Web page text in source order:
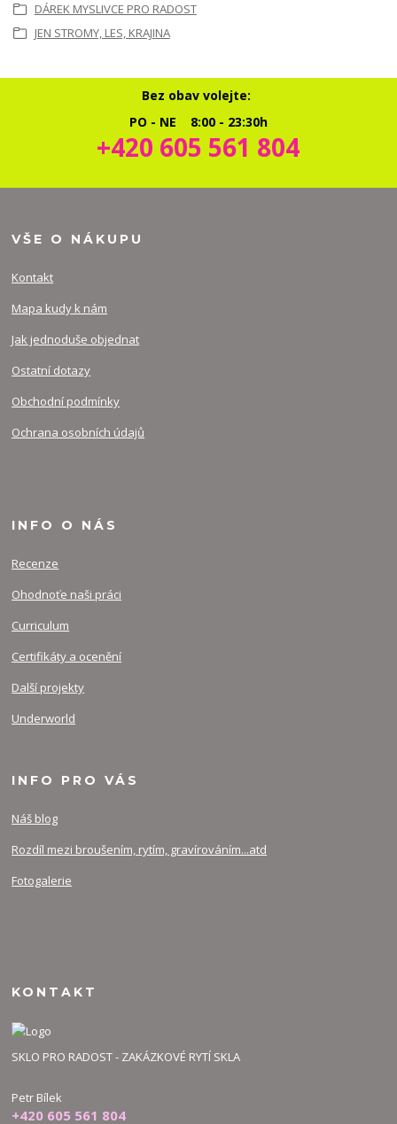
DÁREK MYSLIVCE PRO RADOST
JEN STROMY, LES, KRAJINA
Bez obav volejte:
PO - NE 8:00 - 23:30h
+420 605 561 804
VŠE O NÁKUPU
Kontakt
Mapa kudy k nám
Jak jednoduše objednat
Ostatní dotazy
Obchodní podmínky
Ochrana osobních údajů
INFO O NÁS
Recenze
Ohodnoťe naši práci
Curriculum
Certifikáty a ocenění
Další projekty
Underworld
INFO PRO VÁS
Náš blog
Rozdíl mezi broušením, rytím, gravírováním...atd
Fotogalerie
KONTAKT
SKLO PRO RADOST - ZAKÁZKOVÉ RYTÍ SKLA
Petr Bílek
+420 605 561 804